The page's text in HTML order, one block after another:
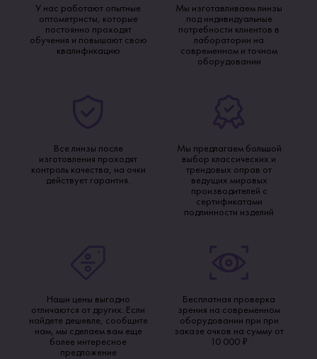
У нас работают опытные
оптометристы, которые
постоянно проходят
обучения и повышают свою
квалификацию
Мы изготавливаем линзы
под индивидуальные
потребности клиентов в
лаборатории на
современном и точном
оборудовании
Все линзы после
изготовления проходят
контроль качества, на очки
действует гарантия.
Мы предлагаем большой
выбор классических и
трендовых оправ от
ведущих мировых
производителей с
сертификатами
подлинности изделий
Наши цены выгодно
отличаются от других. Если
найдете дешевле, сообщите
нам, мы сделаем вам еще
более интересное
предложение
Бесплатная проверка
зрения на современном
оборудовании при при
заказе очков на сумму от
10 000 ₽